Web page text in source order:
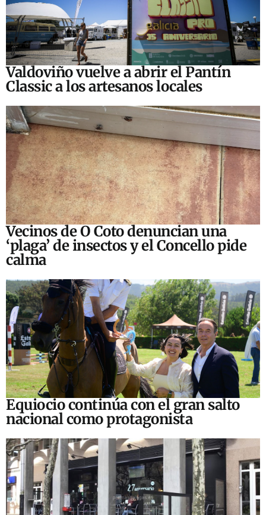
Valdoviño vuelve a abrir el Pantín
Classic a los artesanos locales
Vecinos de O Coto denuncian una
‘plaga’ de insectos y el Concello pide
calma
Equiocio continúa con el gran salto
nacional como protagonista